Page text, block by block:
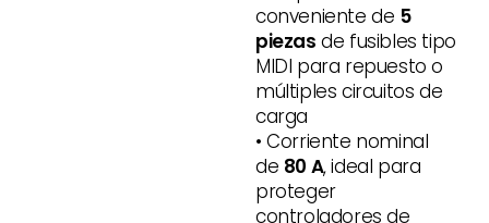
conveniente de 5
piezas de fusibles tipo
MIDI para repuesto o
múltiples circuitos de
carga
• Corriente nominal
de 80 A, ideal para
proteger
controladores de